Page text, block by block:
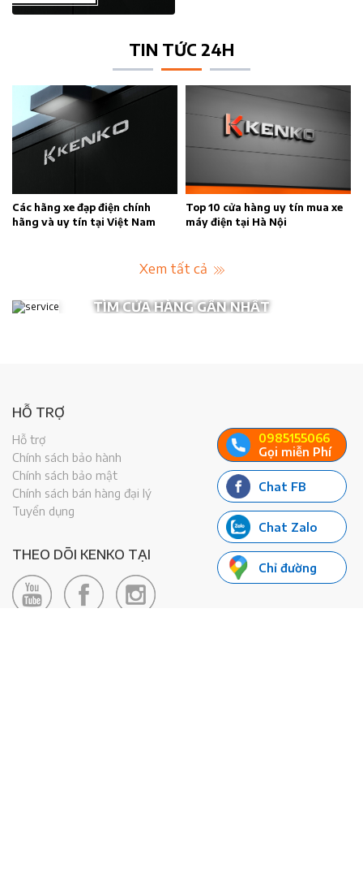
TIN TỨC 24H
Các hãng xe đạp điện chính
hãng và uy tín tại Việt Nam
Top 10 cửa hàng uy tín mua xe
máy điện tại Hà Nội
Xem tất cả
TÌM CỬA HÀNG GẦN NHẤT
0985155066
Gọi miễn Phí
Chat FB
Chat Zalo
Chỉ đường
HỖ TRỢ
Hỗ trợ
Chính sách bảo hành
Chính sách bảo mật
Chính sách bán hàng đại lý
Tuyển dụng
THEO DÕI KENKO TẠI